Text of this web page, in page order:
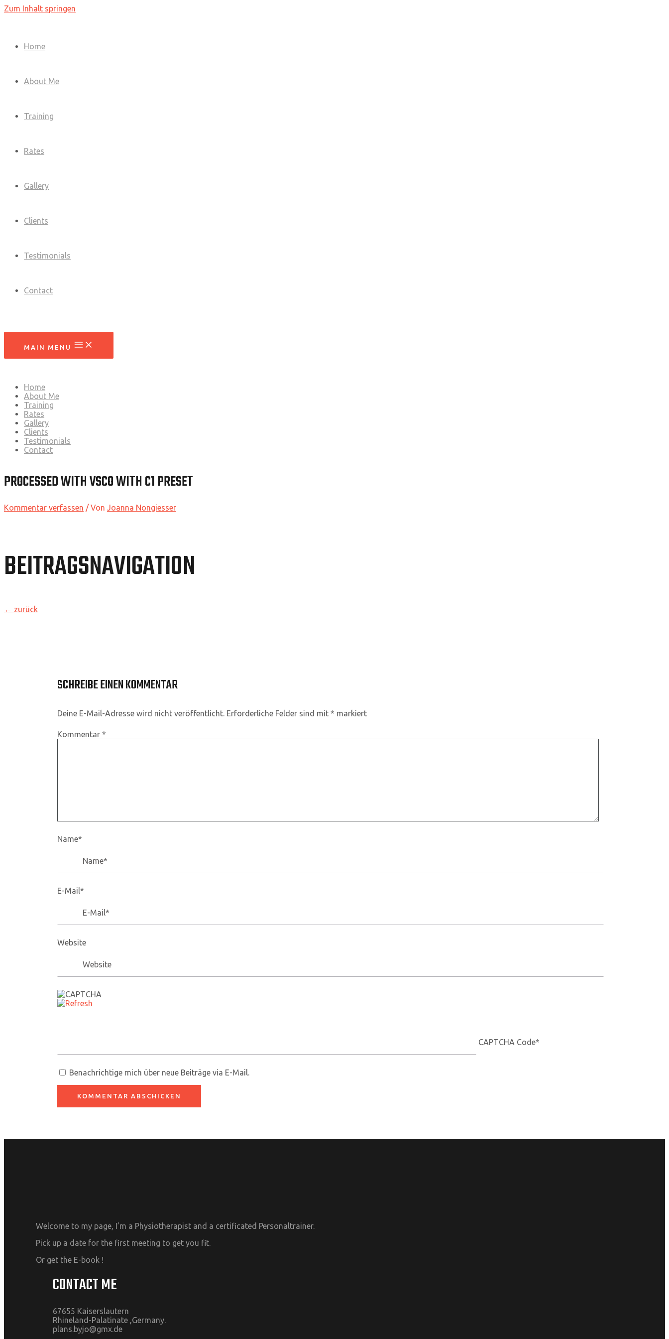
Zum Inhalt springen
Home
About Me
Training
Rates
Gallery
Clients
Testimonials
Contact
MAIN MENU
Home
About Me
Training
Rates
Gallery
Clients
Testimonials
Contact
PROCESSED WITH VSCO WITH C1 PRESET
Kommentar verfassen / Von Joanna Nongiesser
BEITRAGSNAVIGATION
← zurück
SCHREIBE EINEN KOMMENTAR
Deine E-Mail-Adresse wird nicht veröffentlicht. Erforderliche Felder sind mit * markiert
Kommentar *
Name*
E-Mail*
Website
CAPTCHA Code*
Benachrichtige mich über neue Beiträge via E-Mail.
Welcome to my page, I’m a Physiotherapist and a certificated Personaltrainer.
Pick up a date for the first meeting to get you fit.
Or get the E-book !
CONTACT ME
67655 Kaiserslautern
Rhineland-Palatinate ,Germany.
plans.byjo@gmx.de